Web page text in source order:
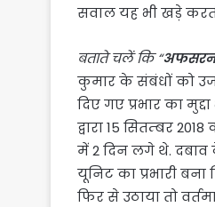
सवाल यह भी खड़े
बताते चलें कि “
कुमार के संबंधों को
दिए गए प्रभार का
द्वारा 15 सितम्बर
में 2 दिन लगे थे. दबाव
यूनिट का प्रभारी
फिर से उठाया तो